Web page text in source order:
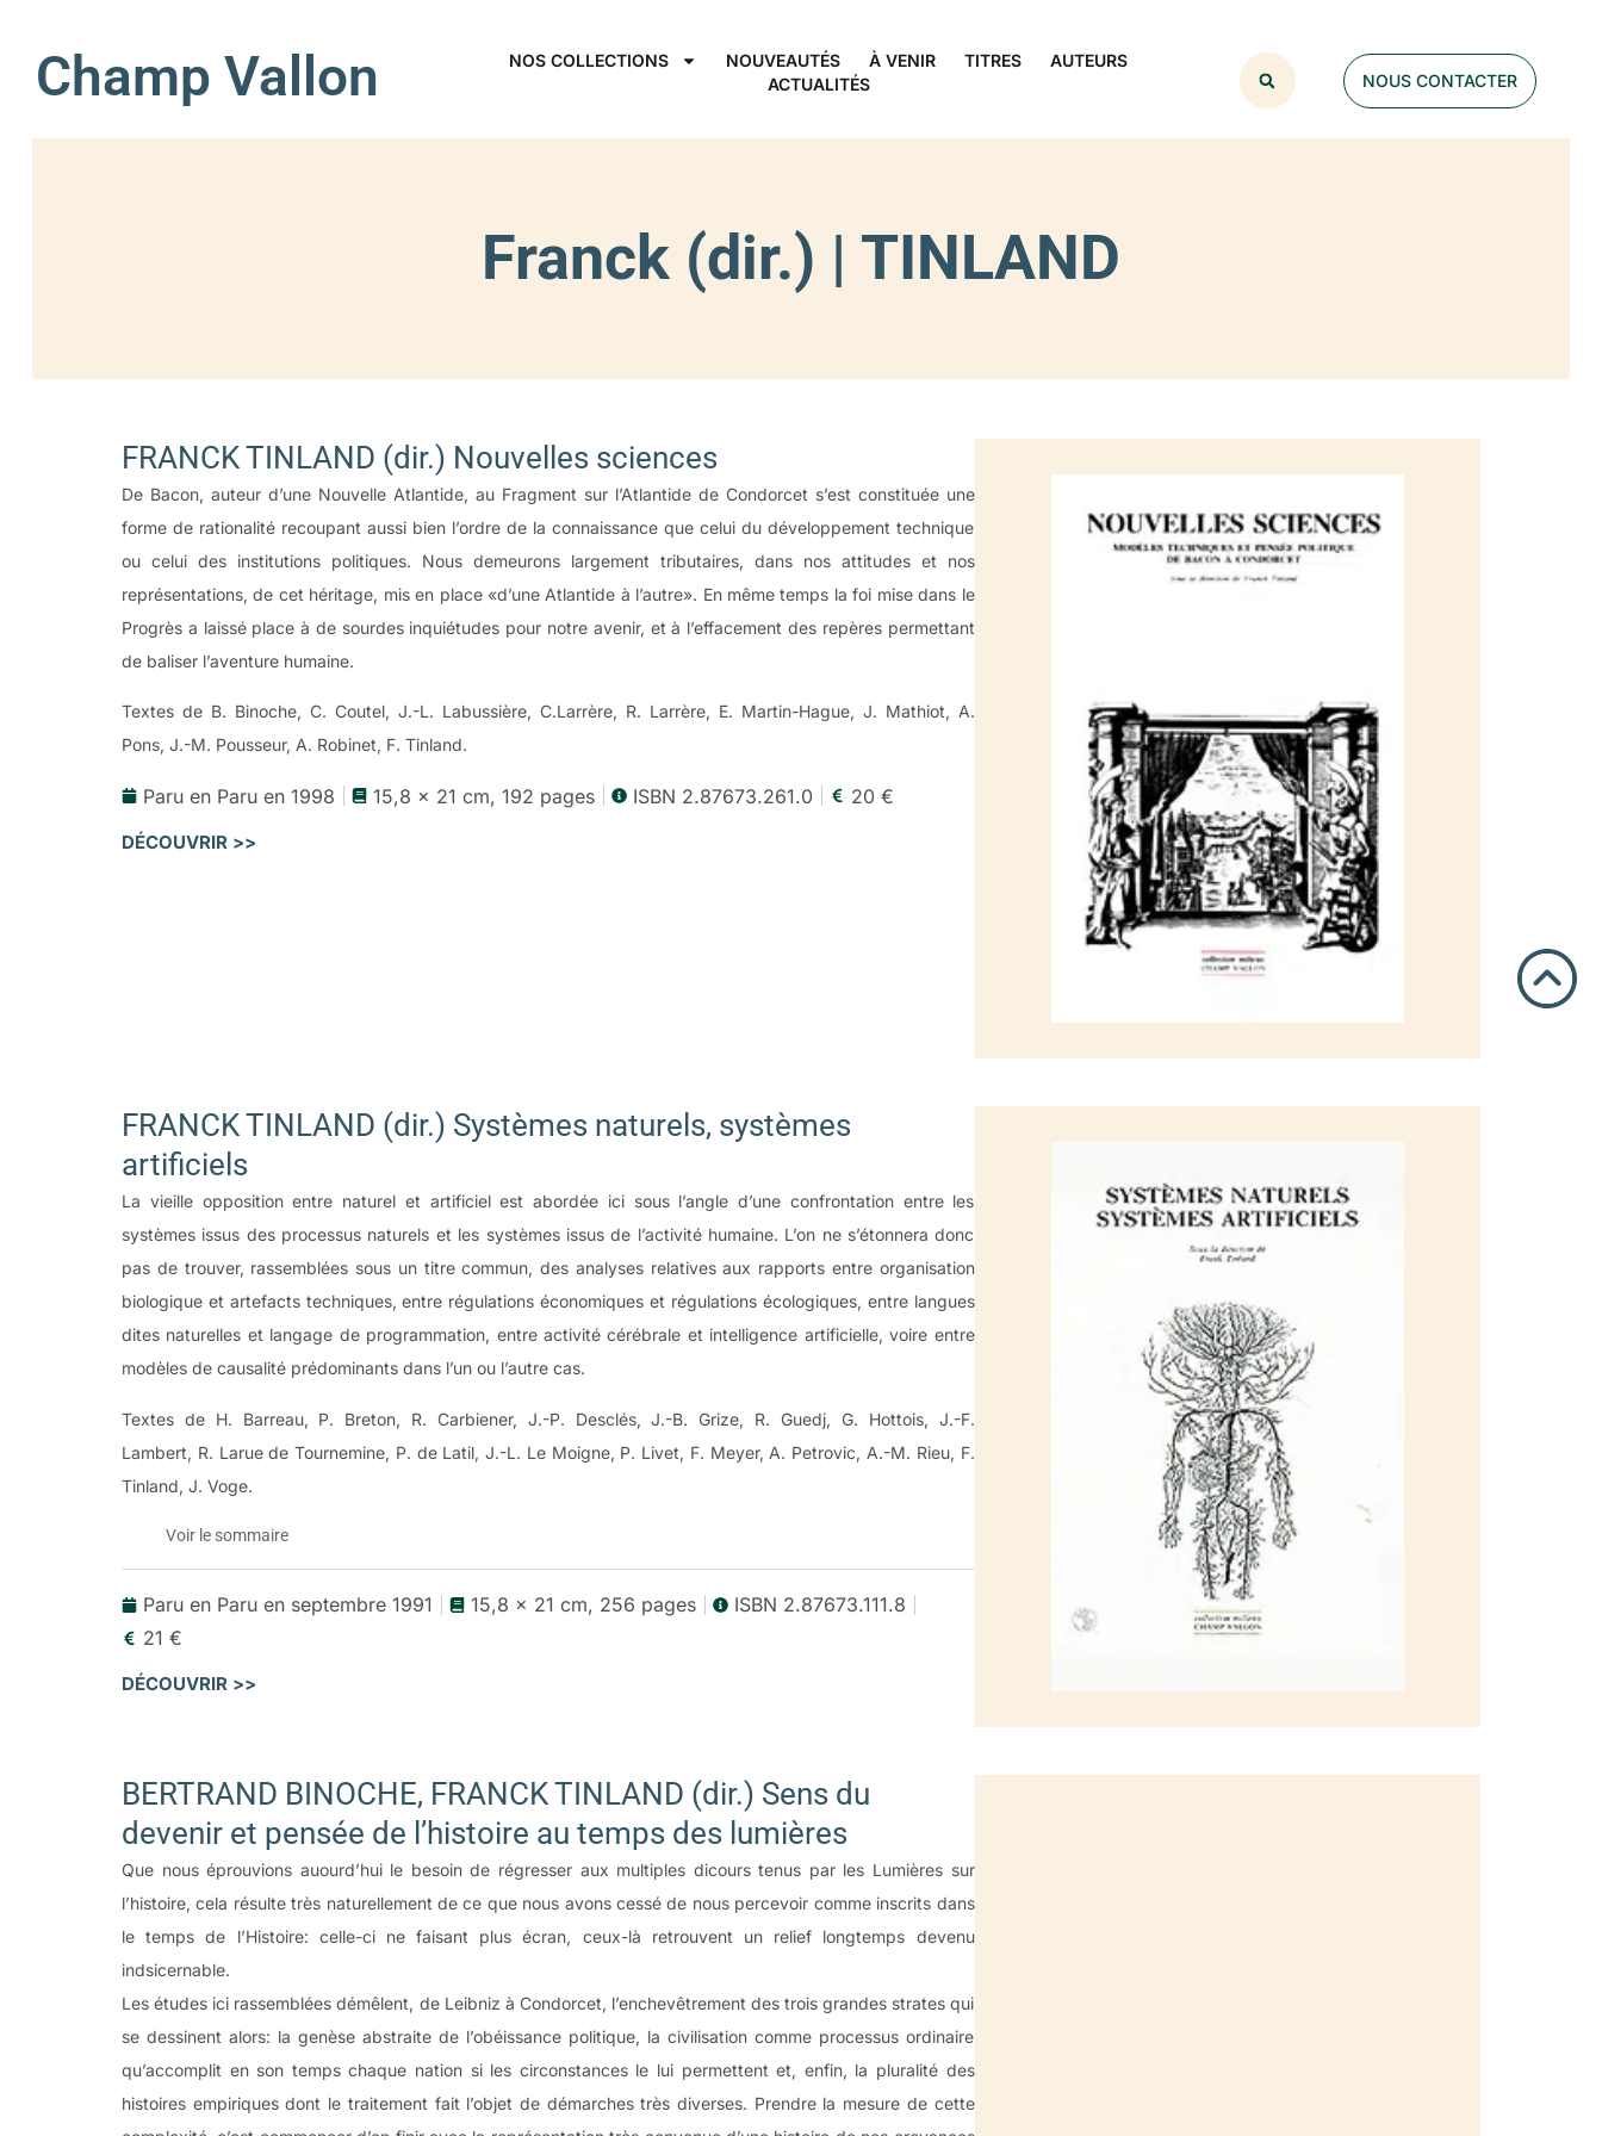
Champ Vallon NOS COLLECTIONS NOUVEAUTÉS À VENIR TITRES
AUTEURS
ACTUALITÉS
NOUS CONTACTER
Franck (dir.) | TINLAND
FRANCK TINLAND (dir.) Nouvelles sciences
De Bacon, auteur d’une Nouvelle Atlantide, au Fragment sur l’Atlantide de Condorcet s’est constituée une
forme de rationalité recoupant aussi bien l’ordre de la connaissance que celui du développement technique
ou celui des institutions politiques. Nous demeurons largement tributaires, dans nos attitudes et nos
représentations, de cet héritage, mis en place «d’une Atlantide à l’autre». En même temps la foi mise dans le
Progrès a laissé place à de sourdes inquiétudes pour notre avenir, et à l’effacement des repères permettant
de baliser l’aventure humaine.
Textes de B. Binoche, C. Coutel, J.-L. Labussière, C.Larrère, R. Larrère, E. Martin-Hague, J. Mathiot, A.
Pons, J.-M. Pousseur, A. Robinet, F. Tinland.
Paru en Paru en 1998 15,8 x 21 cm, 192 pages ISBN 2.87673.261.0 20 €
DÉCOUVRIR >>
FRANCK TINLAND (dir.) Systèmes naturels, systèmes
artificiels
La vieille opposition entre naturel et artificiel est abordée ici sous l’angle d’une confrontation entre les
systèmes issus des processus naturels et les systèmes issus de l’activité humaine. L’on ne s’étonnera donc
pas de trouver, rassemblées sous un titre commun, des analyses relatives aux rapports entre organisation
biologique et artefacts techniques, entre régulations économiques et régulations écologiques, entre langues
dites naturelles et langage de programmation, entre activité cérébrale et intelligence artificielle, voire entre
modèles de causalité prédominants dans l’un ou l’autre cas.
Textes de H. Barreau, P. Breton, R. Carbiener, J.-P. Desclés, J.-B. Grize, R. Guedj, G. Hottois, J.-F.
Lambert, R. Larue de Tournemine, P. de Latil, J.-L. Le Moigne, P. Livet, F. Meyer, A. Petrovic, A.-M. Rieu, F.
Tinland, J. Voge.
Voir le sommaire
Systèmes naturels, systèmes artificiels
SPÉCIFICITÉ DES SYSTÈMES ARTIFICIELS?
PERTINENCE ET CRITÈRES D’UNE DÉLIMITATION
L’ouverture anthropologique:
Systèmes naturels et systèmes artificiels
du point de vue évolutif
François Meyer
Paru en Paru en septembre 1991 15,8 x 21 cm, 256 pages
ISBN 2.87673.111.8
21 €
DÉCOUVRIR >>
BERTRAND BINOCHE, FRANCK TINLAND (dir.) Sens du
devenir et pensée de l’histoire au temps des lumières
Que nous éprouvions auourd’hui le besoin de régresser aux multiples dicours tenus par les Lumières sur
l’histoire, cela résulte très naturellement de ce que nous avons cessé de nous percevoir comme inscrits dans
le temps de l’Histoire: celle-ci ne faisant plus écran, ceux-là retrouvent un relief longtemps devenu
indsicernable.
Les études ici rassemblées démêlent, de Leibniz à Condorcet, l’enchevêtrement des trois grandes strates qui
se dessinent alors: la genèse abstraite de l’obéissance politique, la civilisation comme processus ordinaire
qu’accomplit en son temps chaque nation si les circonstances le lui permettent et, enfin, la pluralité des
histoires empiriques dont le traitement fait l’objet de démarches très diverses. Prendre la mesure de cette